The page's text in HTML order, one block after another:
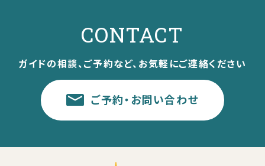
CONTACT
ガイドの相談、ご予約など、お気軽にご連絡ください
ご予約・お問い合わせ